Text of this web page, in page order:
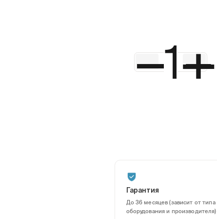
— +
Гарантия
До 36 месяцев (зависит от типа
оборудования и производителя)